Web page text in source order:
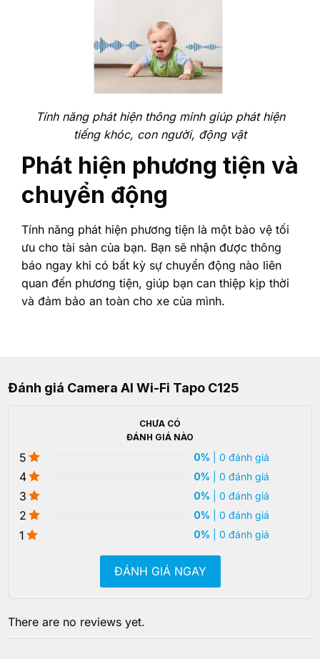
Tính năng phát hiện thông minh giúp phát hiện
tiếng khóc, con người, động vật
Phát hiện phương tiện và
chuyển động
Tính năng phát hiện phương tiện là một bảo vệ tối
ưu cho tài sản của bạn. Bạn sẽ nhận được thông
báo ngay khi có bất kỳ sự chuyển động nào liên
quan đến phương tiện, giúp bạn can thiệp kịp thời
và đảm bảo an toàn cho xe của mình.
Đánh giá Camera AI Wi-Fi Tapo C125
CHƯA CÓ
ĐÁNH GIÁ NÀO
5 0% | 0 đánh giá
4 0% | 0 đánh giá
3 0% | 0 đánh giá
2 0% | 0 đánh giá
1 0% | 0 đánh giá
ĐÁNH GIÁ NGAY
There are no reviews yet.